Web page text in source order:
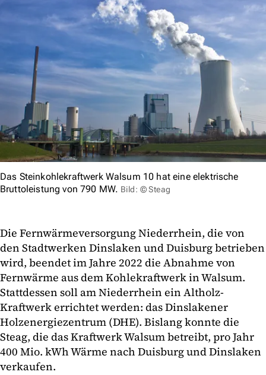
Das Steinkohlekraftwerk Walsum 10 hat eine elektrische
Bruttoleistung von 790 MW. Bild: © Steag
Die Fernwärmeversorgung Niederrhein, die von
den Stadtwerken Dinslaken und Duisburg betrieben
wird, beendet im Jahre 2022 die Abnahme von
Fernwärme aus dem Kohlekraftwerk in Walsum.
Stattdessen soll am Niederrhein ein Altholz-
Kraftwerk errichtet werden: das Dinslakener
Holzenergiezentrum (DHE). Bislang konnte die
Steag, die das Kraftwerk Walsum betreibt, pro Jahr
400 Mio. kWh Wärme nach Duisburg und Dinslaken
verkaufen.